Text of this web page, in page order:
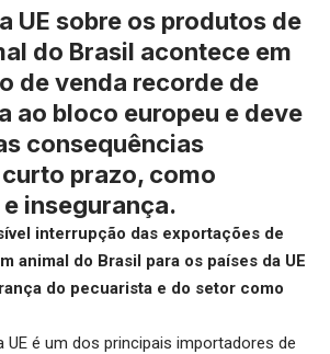
UE sobre os produtos de
do Brasil acontece em
de venda recorde de
ao bloco europeu e deve
consequências
prazo, como
insegurança.
interrupção das exportações de
animal do Brasil para os países da UE
do pecuarista e do setor como
UE é um dos principais importadores de